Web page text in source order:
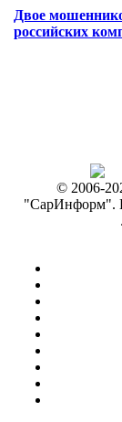
Двое
российских
© 2006-
"СарИнформ".